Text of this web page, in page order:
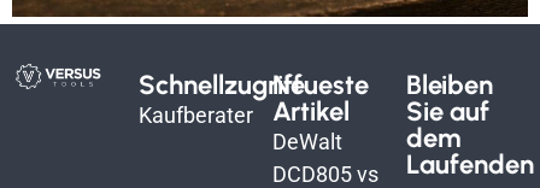
Schnellzugriff
Kaufberater
Neueste
Artikel
DeWalt
DCD805 vs
Bleiben
Sie auf
dem
Laufenden